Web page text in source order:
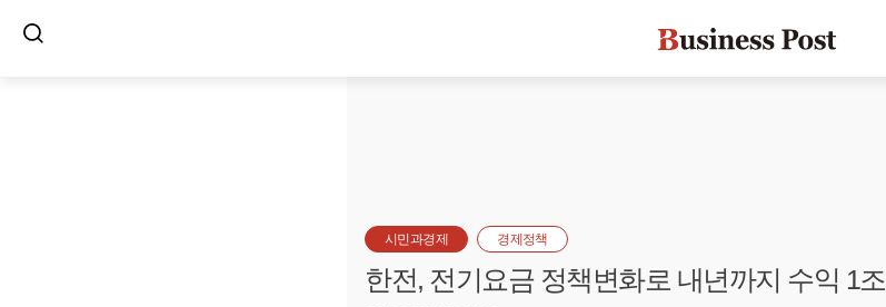
시민과경제 경제정책
한전, 전기요금 정책변화로 내년까지 수익 1